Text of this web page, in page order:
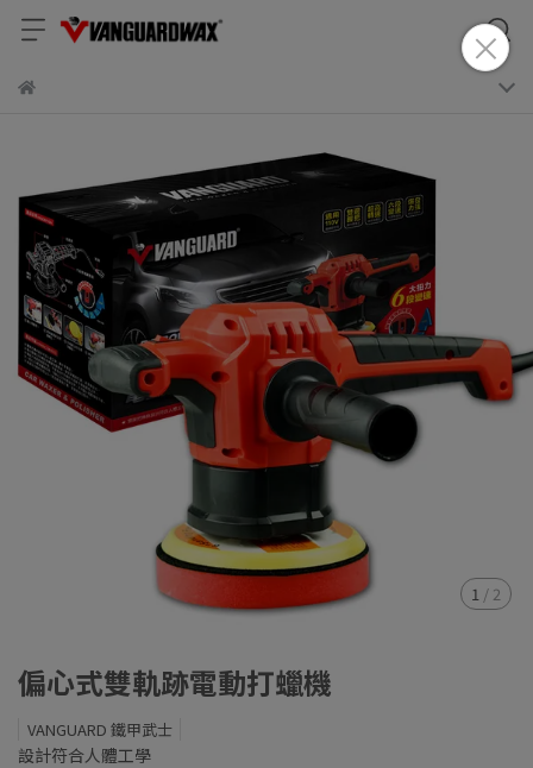
1 / 2
偏心式雙軌跡電動打蠟機
VANGUARD 鐵甲武士
設計符合人體工學